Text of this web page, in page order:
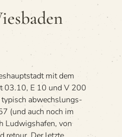
mit dem
03.10, E 10 und V 200
typisch abwechs­lungs­
(und auch noch im
Lud­wigs­ha­fen, von